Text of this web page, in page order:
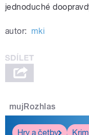
jednoduché
autor: mki
mujRozhlas
Hry a četby